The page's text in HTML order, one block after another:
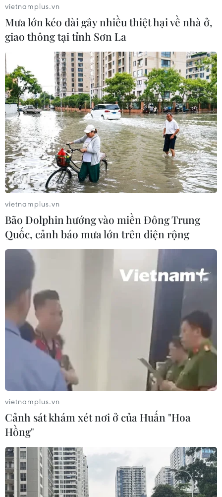
Ra mắt bộ giải pháp an toàn cho gia đình
và trẻ em trên mạng Internet
09/12/2022 07:23
SafeGate Family là bộ giải pháp đầu tiên do Công ty
An ninh mạng thông minh - Smart Cyber Security của
Việt Nam cung cấp ra thị trường nhằm đảm bảo một
môi trường mạng an toàn.
vietnamplus.vn
Mưa lớn kéo dài gây nhiều thiệt hại về nhà ở,
giao thông tại tỉnh Sơn La
vietnamplus.vn
Bão Dolphin hướng vào miền Đông Trung
Quốc, cảnh báo mưa lớn trên diện rộng
vietnamplus.vn
Cảnh sát khám xét nơi ở của Huấn "Hoa
Hồng"